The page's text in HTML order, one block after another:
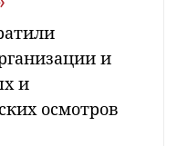
и
и
осмотров